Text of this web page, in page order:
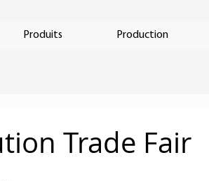
Produits Production
Trade Fair